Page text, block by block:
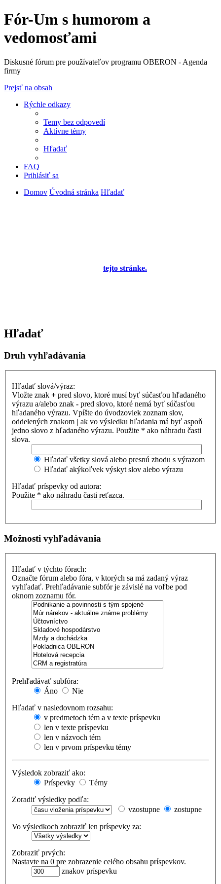
Fór-Um s humorom a
vedomosťami
Diskusné fórum pre používateľov programu OBERON - Agenda
firmy
Prejsť na obsah
Rýchle odkazy
Temy bez odpovedí
Aktívne témy
Hľadať
FAQ
Prihlásiť sa
Domov Úvodná stránka Hľadať
tejto stránke.
Hľadať
Druh vyhľadávania
Hľadať slová/výraz:
Vložte znak + pred slovo, ktoré musí byť súčasťou hľadaného
výrazu a/alebo znak - pred slovo, ktoré nemá byť súčasťou
hľadaného výrazu. Vpíšte do úvodzoviek zoznam slov,
oddelených znakom | ak vo výsledku hľadania má byť aspoň
jedno slovo z hľadaného výrazu. Použite * ako náhradu časti
slova.
Hľadať všetky slová alebo presnú zhodu s výrazom
Hľadať akýkoľvek výskyt slov alebo výrazu
Hľadať príspevky od autora:
Použite * ako náhradu časti reťazca.
Možnosti vyhľadávania
Hľadať v týchto fórach:
Označte fórum alebo fóra, v ktorých sa má zadaný výraz
vyhľadať. Prehľadávanie subfór je závislé na voľbe pod
oknom zoznamu fór.
Prehľadávať subfóra:
Áno
Nie
Hľadať v nasledovnom rozsahu:
v predmetoch tém a v texte príspevku
len v texte príspevku
len v názvoch tém
len v prvom príspevku témy
Výsledok zobraziť ako:
Príspevky
Témy
Zoradiť výsledky podľa:
vzostupne
zostupne
Vo výsledkoch zobraziť len príspevky za:
Zobraziť prvých:
Nastavte na 0 pre zobrazenie celého obsahu príspevkov.
znakov príspevku